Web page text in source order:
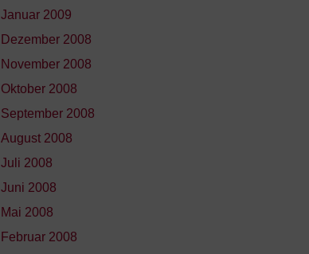
Januar 2009
Dezember 2008
November 2008
Oktober 2008
September 2008
August 2008
Juli 2008
Juni 2008
Mai 2008
Februar 2008